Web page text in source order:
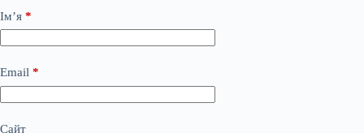
Ім’я *
Email *
Сайт